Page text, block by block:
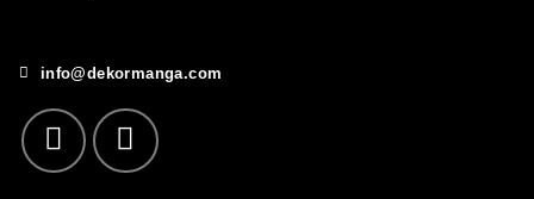
info@dekormanga.com